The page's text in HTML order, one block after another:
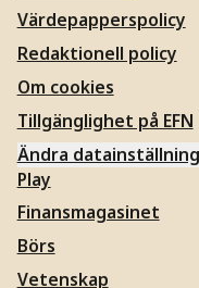
Värdepapperspolicy
Redaktionell policy
Om cookies
Tillgänglighet på EFN
Ändra
Play
Finansmagasinet
Börs
Vetenskap